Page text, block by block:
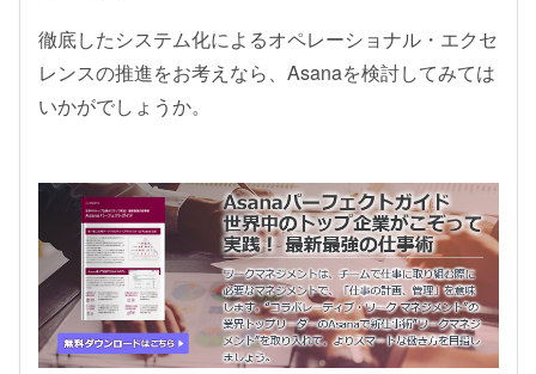
徹底したシステム化によるオペレーショナル・エクセ
レンスの推進をお考えなら、Asanaを検討してみては
いかがでしょうか。